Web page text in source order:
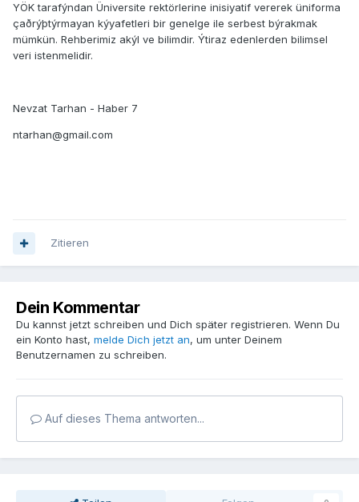
YÖK tarafýndan Üniversite rektörlerine inisiyatif vererek üniforma
çaðrýþtýrmayan kýyafetleri bir genelge ile serbest býrakmak
mümkün. Rehberimiz akýl ve bilimdir. Ýtiraz edenlerden bilimsel
veri istenmelidir.
Nevzat Tarhan - Haber 7
ntarhan@gmail.com
Zitieren
Dein Kommentar
Du kannst jetzt schreiben und Dich später registrieren. Wenn Du
ein Konto hast, melde Dich jetzt an, um unter Deinem
Benutzernamen zu schreiben.
Auf dieses Thema antworten...